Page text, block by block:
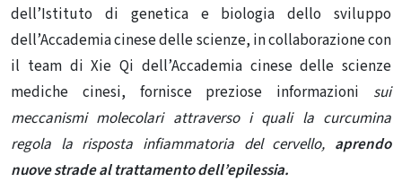
dell’Istituto di genetica e biologia dello sviluppo
dell’Accademia cinese delle scienze, in collaborazione con
il team di Xie Qi dell’Accademia cinese delle scienze
mediche cinesi, fornisce preziose informazioni sui
meccanismi molecolari attraverso i quali la curcumina
regola la risposta infiammatoria del cervello, aprendo
nuove strade al trattamento dell’epilessia.